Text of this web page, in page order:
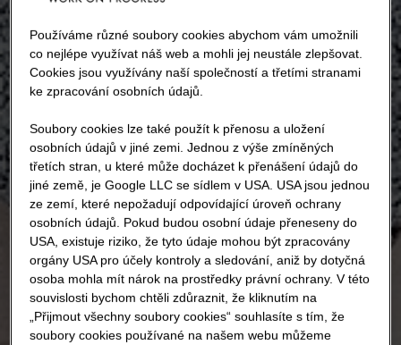
Používáme různé soubory cookies abychom vám umožnili
co nejlépe využívat náš web a mohli jej neustále zlepšovat.
Cookies jsou využívány naší společností a třetími stranami
ke zpracování osobních údajů.
Soubory cookies lze také použít k přenosu a uložení
osobních údajů v jiné zemi. Jednou z výše zmíněných
třetích stran, u které může docházet k přenášení údajů do
jiné země, je Google LLC se sídlem v USA. USA jsou jednou
ze zemí, které nepožadují odpovídající úroveň ochrany
osobních údajů. Pokud budou osobní údaje přeneseny do
USA, existuje riziko, že tyto údaje mohou být zpracovány
orgány USA pro účely kontroly a sledování, aniž by dotyčná
osoba mohla mít nárok na prostředky právní ochrany. V této
souvislosti bychom chtěli zdůraznit, že kliknutím na
„Přijmout všechny soubory cookies“ souhlasíte s tím, že
soubory cookies používané na našem webu můžeme